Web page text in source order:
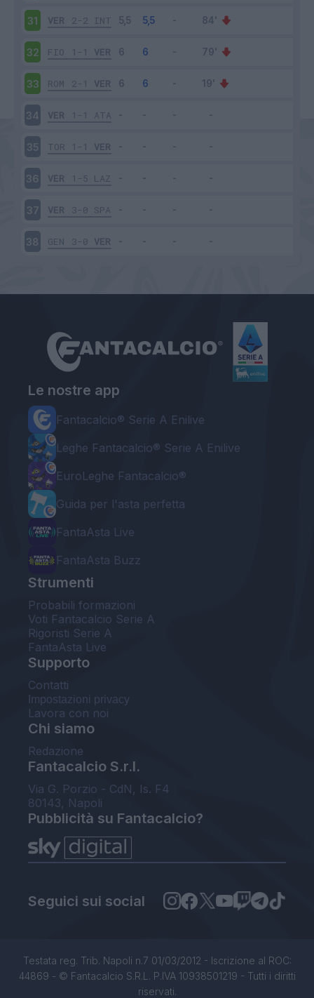
31 VER 2-2 INT
32 FIO 1-1 VER
33 ROM 2-1 VER
34 VER 1-1 ATA
35 TOR 1-1 VER
36 VER 1-5 LAZ
37 VER 3-0 SPA
38 GEN 3-0 VER
Le nostre app
Fantacalcio® Serie A Enilive
Leghe Fantacalcio® Serie A Enilive
EuroLeghe Fantacalcio®
Guida per l'asta perfetta
FantaAsta Live
FantaAsta Buzz
Strumenti
Probabili formazioni
Voti Fantacalcio Serie A
Rigoristi Serie A
FantaAsta Live
Supporto
Contatti
Impostazioni privacy
Lavora con noi
Chi siamo
Redazione
Fantacalcio S.r.l.
Via G. Porzio - CdN, Is. F4
80143, Napoli
Pubblicità su Fantacalcio?
Seguici sui social
Testata reg. Trib. Napoli n.7 01/03/2012 - Iscrizione al ROC:
44869 - © Fantacalcio S.R.L. P.IVA 10938501219 - Tutti i diritti
riservati.